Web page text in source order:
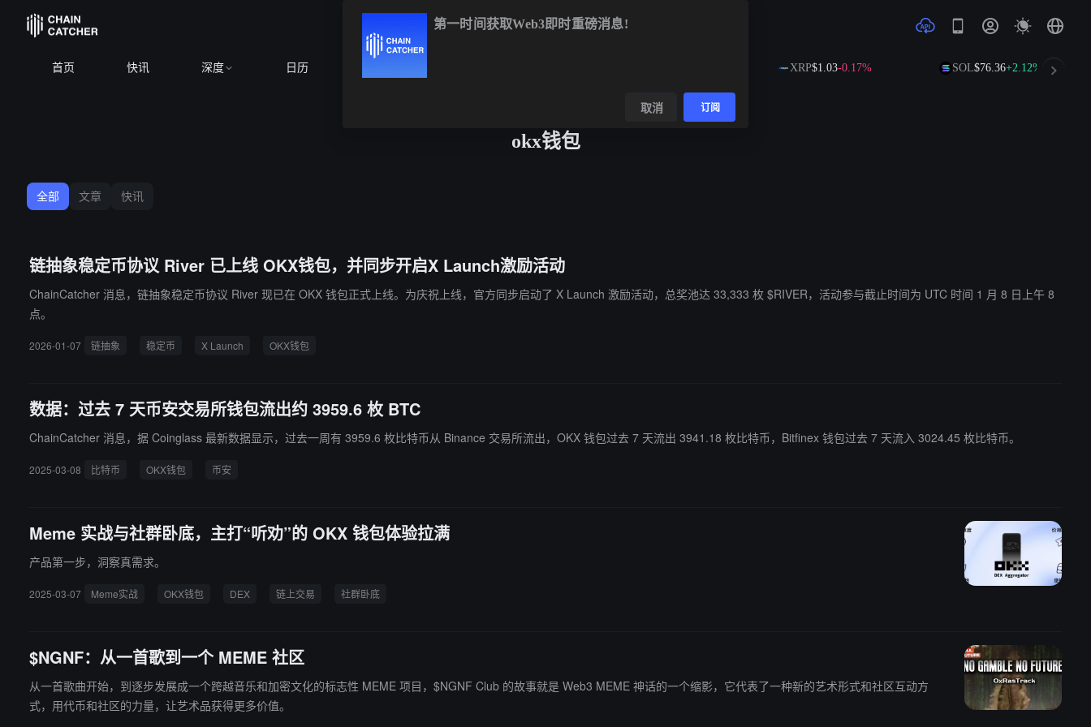
首页 快讯 深度 日历
BTC XRP$1.03-0.17% SOL$76.36+2.12%
okx钱包
全部 文章 快讯
链抽象稳定币协议 River 已上线 OKX钱包，并同步开启X Launch激励活动
ChainCatcher 消息，链抽象稳定币协议 River 现已在 OKX 钱包正式上线。为庆祝上线，官方同步启动了 X Launch 激励活动，总奖池达 33,333 枚 $RIVER，活动参与截止时间为 UTC 时间 1 月 8 日上午 8
点。
2026-01-07 链抽象 稳定币 X Launch OKX钱包
数据：过去 7 天币安交易所钱包流出约 3959.6 枚 BTC
ChainCatcher 消息，据 Coinglass 最新数据显示，过去一周有 3959.6 枚比特币从 Binance 交易所流出，OKX 钱包过去 7 天流出 3941.18 枚比特币，Bitfinex 钱包过去 7 天流入 3024.45 枚比特币。
2025-03-08 比特币 OKX钱包 币安
Meme 实战与社群卧底，主打“听劝”的 OKX 钱包体验拉满
产品第一步，洞察真需求。
2025-03-07 Meme实战 OKX钱包 DEX 链上交易 社群卧底
$NGNF：从一首歌到一个 MEME 社区
从一首歌曲开始，到逐步发展成一个跨越音乐和加密文化的标志性 MEME 项目，$NGNF Club 的故事就是 Web3 MEME 神话的一个缩影，它代表了一种新的艺术形式和社区互动方
式，用代币和社区的力量，让艺术品获得更多价值。
第一时间获取Web3即时重磅消息!
取消 订阅